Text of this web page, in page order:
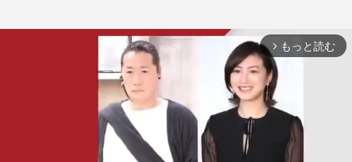
arrow_forward_ios もっと読む